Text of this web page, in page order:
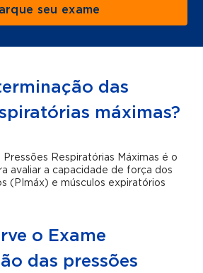
seu exame
das
máximas?
Respiratórias Máximas é o
avaliar a capacidade de força dos
(PImáx) e músculos expiratórios
o Exame
das pressões